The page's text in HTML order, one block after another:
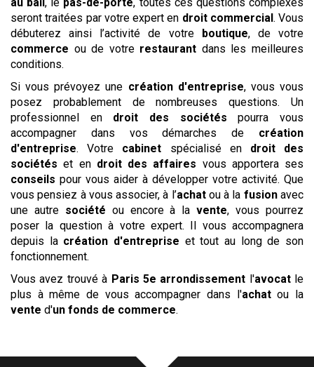
seront traitées par votre expert en droit commercial . Vous
débuterez ainsi l’activité de votre
boutique, de votre
commerce ou de votre restaurant dans les meilleures
conditions.
Si vous prévoyez une création d'entreprise, vous vous
posez probablement de nombreuses questions. Un
professionnel en droit des sociétés pourra vous
accompagner dans vos démarches de création
d'entreprise. Votre cabinet spécialisé en droit des
sociétés et en droit des affaires vous apportera ses
conseils pour vous aider à développer votre activité. Que
vous pensiez à vous associer, à l’achatou à la fusionavec
une autre société ou encore à lavente, vous pourrez
poser la question à votre expert. Il vous accompagnera
depuis la création d'entreprise et tout au long de son
fonctionnement.
Vous avez trouvé à Paris 5e arrondissement l'avocatle
plus à même de vous accompagner dans l'achatou la
vente d'un fonds de commerce.